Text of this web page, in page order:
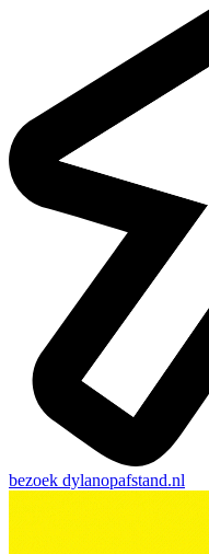
bezoek dylanopafstand.nl